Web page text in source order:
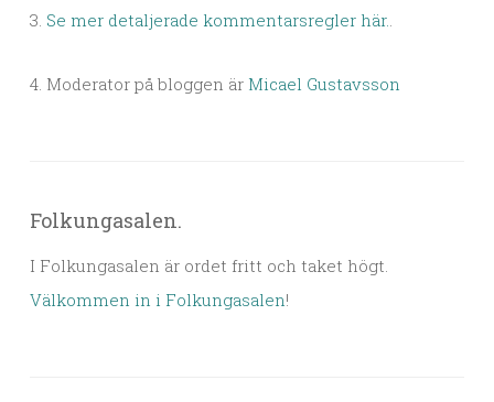
3. Se mer detaljerade kommentarsregler här..
4. Moderator på bloggen är Micael Gustavsson
Folkungasalen.
I Folkungasalen är ordet fritt och taket högt.
Välkommen in i Folkungasalen!